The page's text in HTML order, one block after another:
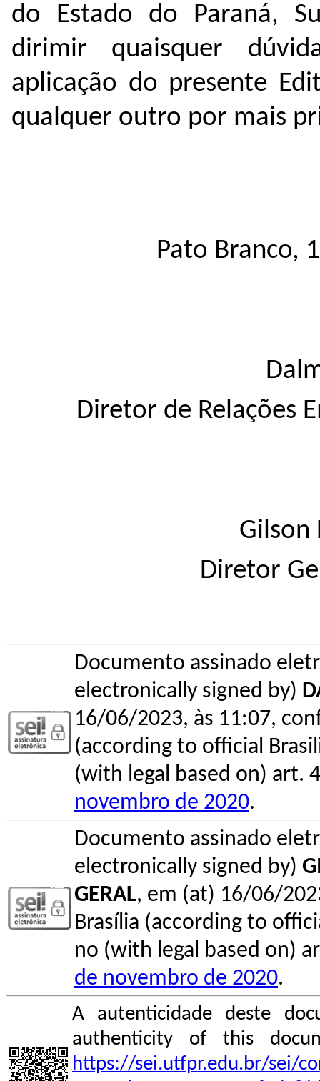
do Estado do Paraná,
dirimir quaisquer
aplicação do presente
qualquer outro por mais
Pato Branco,
Diretor de Relações
Gilson
Diretor
Documento assinado
electronically signed by)
16/06/2023, às 11:07,
(according to official
(with legal based on) art.
novembro de 2020.
Documento assinado
electronically signed by)
GERAL, em (at) 16/06/
Brasília (according to
no (with legal based on)
de novembro de 2020.
A autenticidade deste
authenticity of this
https://sei.utfpr.edu.br/sei/